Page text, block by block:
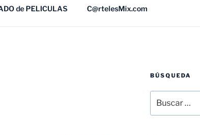
de PELICULAS C@rtelesMix.com
BÚSQUEDA
por: